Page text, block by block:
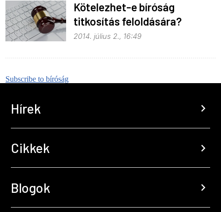
Kötelezhet-e bíróság
titkosítás feloldására?
2014. július 2., 16:49
Subscribe to bíróság
Hírek chevron_right
Cikkek chevron_right
Blogok chevron_right